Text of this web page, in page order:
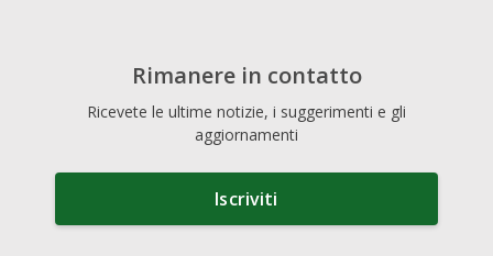
Rimanere in contatto
Ricevete le ultime notizie, i suggerimenti e gli
aggiornamenti
Iscriviti